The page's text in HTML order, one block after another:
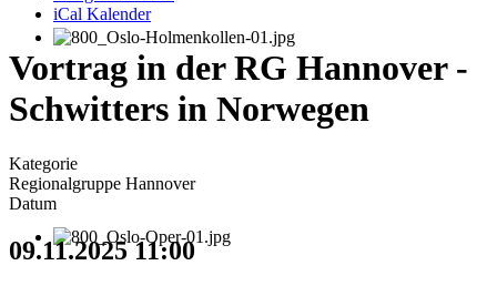
iCal Kalender
Vortrag in der RG Hannover -
Schwitters in Norwegen
Kategorie
Regionalgruppe Hannover
Datum
09.11.2025 11:00